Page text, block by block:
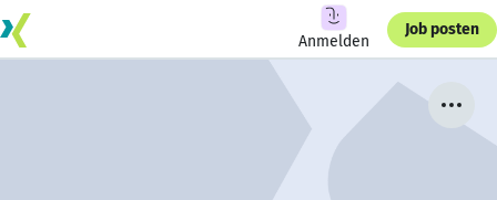
Anmelden
Job posten